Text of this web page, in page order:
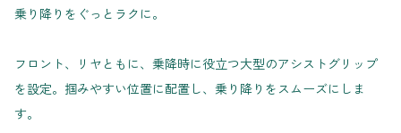
乗り降りをぐっとラクに。
フロント、リヤともに、乗降時に役立つ大型のアシストグリップ
を設定。掴みやすい位置に配置し、乗り降りをスムーズにしま
す。